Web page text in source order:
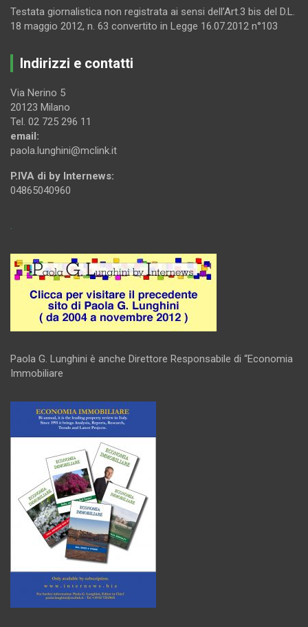
Testata giornalistica non registrata ai sensi dell’Art.3 bis del D.L.
18 maggio 2012, n. 63 convertito in Legge 16.07.2012 n°103
Indirizzi e contatti
Via Nerino 5
20123 Milano
Tel. 02 725 296 11
email:
paola.lunghini@mclink.it
P.IVA di by Internews:
04865040960
.
Paola G. Lunghini è anche Direttore Responsabile di “Economia
Immobiliare